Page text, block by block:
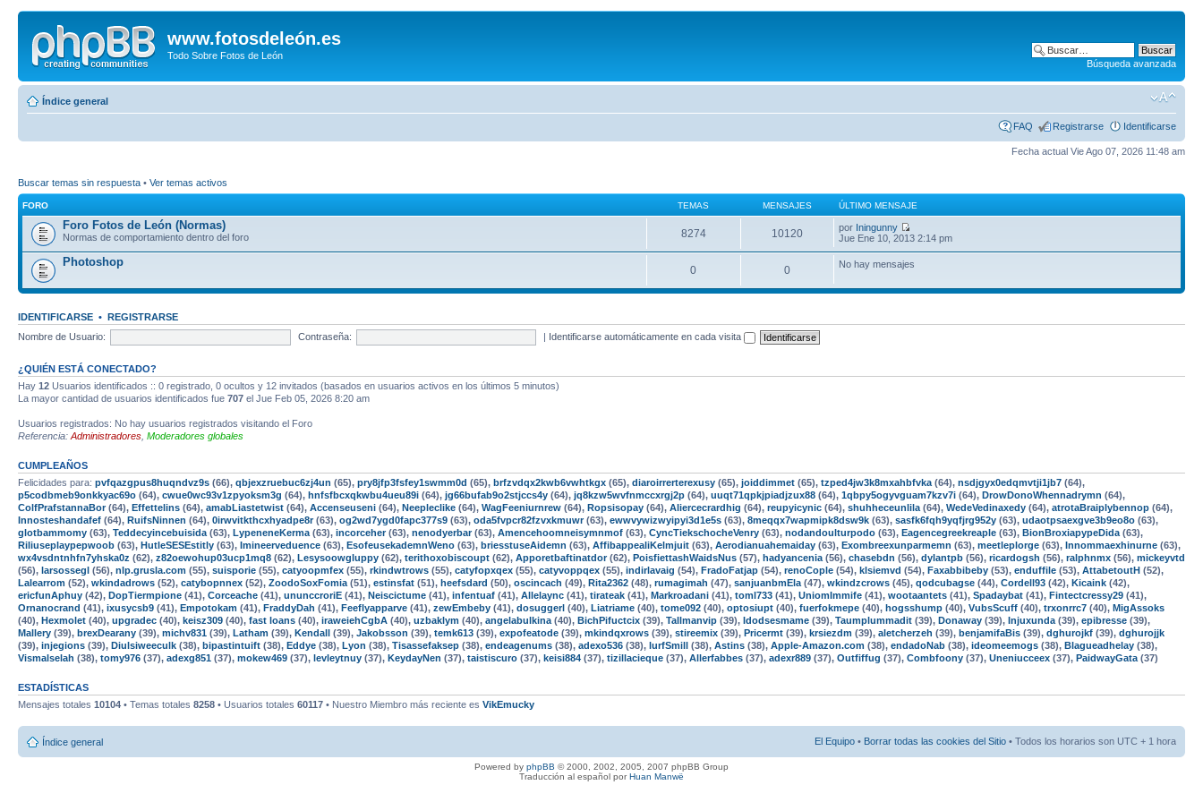
www.fotosdeleón.es
Todo Sobre Fotos de León
Búsqueda avanzada
Índice general
FAQ Registrarse Identificarse
Fecha actual Vie Ago 07, 2026 11:48 am
Buscar temas sin respuesta • Ver temas activos
FORO TEMAS MENSAJES ÚLTIMO MENSAJE
Foro Fotos de León (Normas)
Normas de comportamiento dentro del foro 8274 10120 por Iningunny
Jue Ene 10, 2013 2:14 pm
Photoshop
0 0 No hay mensajes
IDENTIFICARSE • REGISTRARSE
Nombre de Usuario:
Contraseña: | Identificarse automáticamente en cada visita
¿QUIÉN ESTÁ CONECTADO?
Hay 12 Usuarios identificados :: 0 registrado, 0 ocultos y 12 invitados (basados en usuarios activos en los últimos 5 minutos)
La mayor cantidad de usuarios identificados fue 707 el Jue Feb 05, 2026 8:20 am
Usuarios registrados: No hay usuarios registrados visitando el Foro
Referencia: Administradores Moderadores globales
CUMPLEAÑOS
Felicidades para: pvfqazgpus8huqndvz9s (66), qbjexzruebuc6zj4un (65), pry8jfp3fsfey1swmm0d (65), brfzvdqx2kwb6vwhtkgx (65), diaroirrerterexusy (65), joiddimmet (65), tzped4jw3k8mxahbfvka (64), nsdjgyx0edqmvtji1jb7 (64),
p5codbmeb9onkkyac69o (64), cwue0wc93v1zpyoksm3g (64), hnfsfbcxqkwbu4ueu89i (64), jg66bufab9o2stjccs4y (64), jq8kzw5wvfnmccxrgj2p (64), uuqt71qpkjpiadjzux88 (64), 1qbpy5ogyvguam7kzv7i (64), DrowDonoWhennadrymn (64),
ColfPrafstannaBor(64), Effettelins (64), amabLiastetwist (64), Accenseuseni (64), Neepleclike (64), WagFeeniurnrew (64), Ropsisopay (64), Aliercecrardhig (64), reupyicynic (64), shuhheceunlila (64), WedeVedinaxedy (64), atrotaBraiplybennop (64),
Innosteshandafef (64), RuifsNinnen (64), 0irwvitkthcxhyadpe8r(63), og2wd7ygd0fapc377s9 (63), oda5fvpcr82fzvxkmuwr(63), ewwvywizwyipyi3d1e5s (63), 8meqqx7wapmipk8dsw9k (63), sasfk6fqh9yqfjrg952y (63), udaotpsaexgve3b9eo8o (63),
glotbammomy (63), Teddecyincebuisida (63), LypeneneKerma (63), incorceher(63), nenodyerbar(63), Amencehoomneisymnmof (63), CyncTiekschocheVenry (63), nodandoulturpodo (63), Eagencegreekreaple (63), BionBroxiapypeDida (63),
Riliuseplaypepwoob (63), HutleSESEstitly (63), Imineerveduence (63), EsofeusekademnWeno (63), briesstuseAidemn (63), AffibappealiKelmjuit (63), Aerodianuahemaiday (63), Exombreexunparmemn (63), meetleplorge (63), Innommaexhinurne (63),
wx4vsdntnhfn7yhska0z (62), z82oewohup03ucp1mq8 (62), Lesysoowgluppy (62), terithoxobiscoupt (62), Apporetbaftinatdor(62), PoisfiettashWaidsNus (57), hadyancenia (56), chasebdn (56), dylantpb (56), ricardogsh (56), ralphnmx (56), mickeyvtd
(56), larsossegl (56), nlp.grusla.com (55), suisporie (55), catyoopmfex (55), rkindwtrows (55), catyfopxqex (55), catyvoppqex (55), indirlavaig (54), FradoFatjap (54), renoCople (54), klsiemvd (54), Faxabbibeby (53), enduffile (53), AttabetoutH (52),
Lalearrom (52), wkindadrows (52), catybopnnex (52), ZoodoSoxFomia (51), estinsfat (51), heefsdard (50), oscincach (49), Rita2362 (48), rumagimah (47), sanjuanbmEla (47), wkindzcrows (45), qodcubagse (44), Cordell93 (42), Kicaink (42),
ericfunAphuy (42), DopTiermpione (41), Corceache (41), ununccroriE (41), Neiscictume (41), infentuaf (41), Allelaync (41), tirateak (41), Markroadani (41), toml733 (41), UniomImmife (41), wootaantets (41), Spadaybat (41), Fintectcressy29 (41),
Ornanocrand (41), ixusycsb9 (41), Empotokam (41), FraddyDah (41), Feeflyapparve (41), zewEmbeby (41), dosuggerl (40), Liatriame (40), tome092 (40), optosiupt (40), fuerfokmepe (40), hogsshump (40), VubsScuff (40), trxonrrc7 (40), MigAssoks
(40), Hexmolet (40), upgradec (40), keisz309 (40), fast loans (40), iraweiehCgbA (40), uzbaklym (40), angelabulkina (40), BichPifuctcix (39), Tallmanvip (39), Idodsesmame (39), Taumplummadit (39), Donaway (39), Injuxunda (39), epibresse (39),
Mallery (39), brexDearany (39), michv831 (39), Latham (39), Kendall (39), Jakobsson (39), temk613 (39), expofeatode (39), mkindqxrows (39), stireemix (39), Pricermt (39), krsiezdm (39), aletcherzeh (39), benjamifaBis (39), dghurojkf (39), dghurojjk
(39), injegions (39), Diulsiweeculk (38), bipastintuift (38), Eddye (38), Lyon (38), Tisassefaksep (38), endeagenums (38), adexo536 (38), lurfSmill (38), Astins (38), Apple-Amazon.com (38), endadoNab (38), ideomeemogs (38), Blagueadhelay (38),
Vismalselah (38), tomy976 (37), adexg851 (37), mokew469 (37), levleytnuy (37), KeydayNen (37), taistiscuro (37), keisi884 (37), tizillacieque (37), Allerfabbes (37), adexr889 (37), Outfiffug (37), Combfoony (37), Uneniucceex (37), PaidwayGata (37)
ESTADÍSTICAS
Mensajes totales 10104 • Temas totales 8258 • Usuarios totales 60117 • Nuestro Miembro más reciente es VikEmucky
Índice general El Equipo • Borrar todas las cookies del Sitio • Todos los horarios son UTC + 1 hora
Powered by phpBB © 2000, 2002, 2005, 2007 phpBB Group
Traducción al español porHuan Manwë